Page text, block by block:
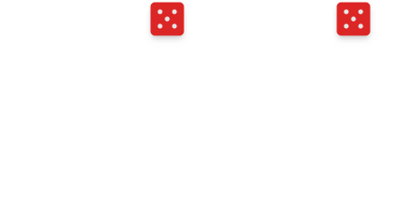
Terningkast